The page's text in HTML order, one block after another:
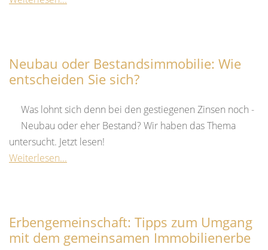
Neubau oder Bestandsimmobilie: Wie
entscheiden Sie sich?
Was lohnt sich denn bei den gestiegenen Zinsen noch -
Neubau oder eher Bestand? Wir haben das Thema
untersucht. Jetzt lesen!
Weiterlesen...
Erbengemeinschaft: Tipps zum Umgang
mit dem gemeinsamen Immobilienerbe